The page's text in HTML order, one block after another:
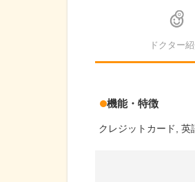
ドクター
機能・特徴
クレジットカード 英